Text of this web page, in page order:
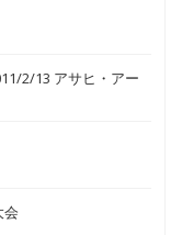
2/13 アサヒ・アー
会